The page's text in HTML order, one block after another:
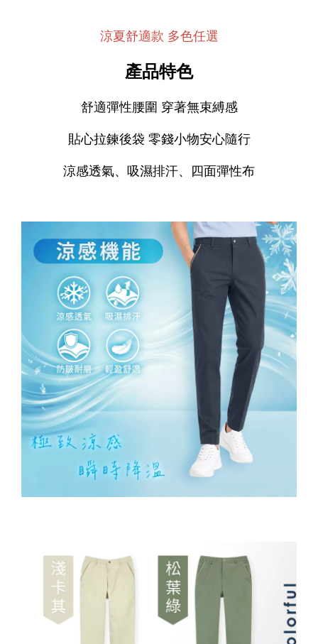
涼夏舒適款 多色任選
產品特色
舒適彈性腰圍 穿著無束縛感
貼心拉鍊後袋 零錢小物安心隨行
涼感透氣、吸濕排汗、四面彈性布